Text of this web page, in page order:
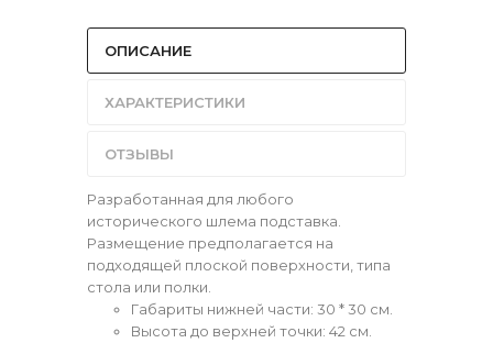
ОПИСАНИЕ
ХАРАКТЕРИСТИКИ
ОТЗЫВЫ
Разработанная для любого
исторического шлема подставка.
Размещение предполагается на
подходящей плоской поверхности, типа
стола или полки.
Габариты нижней части: 30 * 30 см.
Высота до верхней точки: 42 см.